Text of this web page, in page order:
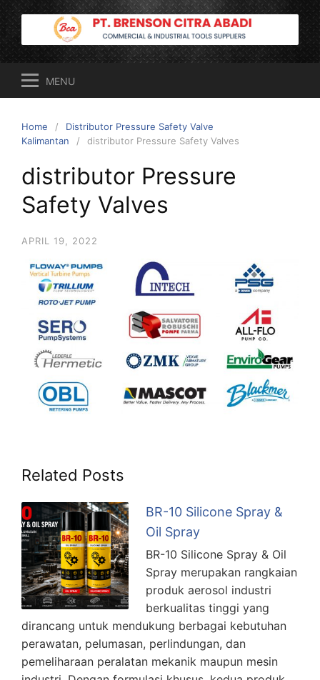
Skip
to
content
MENU
Home
Distributor Pressure Safety Valve
Kalimantan
distributor Pressure Safety Valves
distributor Pressure
Safety Valves
APRIL 19, 2022
Related Posts
BR-10 Silicone Spray &
Oil Spray
BR-10 Silicone Spray & Oil
Spray merupakan rangkaian
produk aerosol industri
berkualitas tinggi yang
dirancang untuk mendukung berbagai kebutuhan
perawatan, pelumasan, perlindungan, dan
pemeliharaan peralatan mekanik maupun mesin